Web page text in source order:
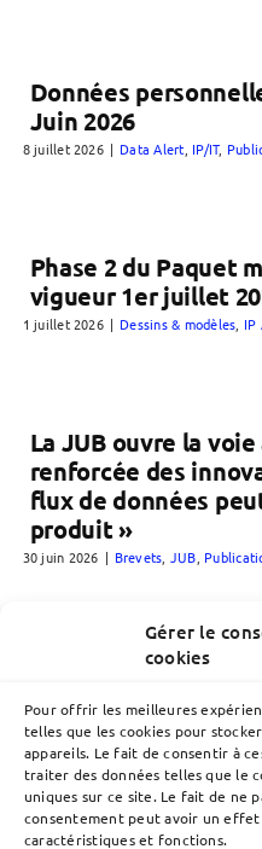
Gérer le
cookies
Pour offrir les meilleures
telles que les cookies pour
appareils. Le fait de consentir à
traiter des données telles que le
uniques sur ce site. Le fait de ne
consentement peut avoir un
caractéristiques et fonctions.
Données
Juin 2026
8 juillet 2026 | Data Alert IP/IT,
Phase 2 du Paquet
vigueur 1er juillet
1 juillet 2026 | Dessins & modèles IP
La JUB ouvre la
renforcée des
flux de données
produit »
30 juin 2026 | Brevets JUB